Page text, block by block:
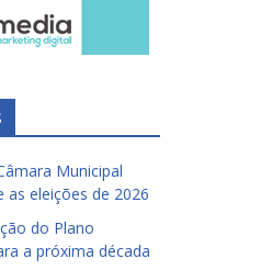
Municipal
eleições de 2026
do Plano
a próxima década